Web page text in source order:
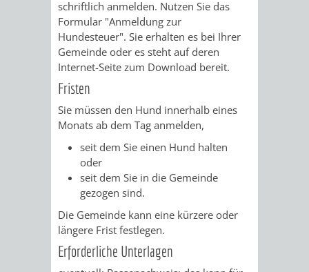
DENKMALSCHUTZ
GENEHMIGUNGSVERFAHREN
TAG
OFFENEN
DENKMALS
HÄUSER
/
ABWASSERBESEITIGUNG
ERSCHLIESSUNGSBEITRAG
ANTRAGSVERFAHREN
VERMIETE
DOCH
DEZERNATEFÜR
BAURECHT
UND
DENKMALSCHUTZ
schriftlich anmelden. Nutzen Sie das
Formular "Anmeldung zur
Hundesteuer". Sie erhalten es bei Ihrer
Gemeinde oder es steht auf deren
Internet-Seite zum Download bereit.
Fristen
Sie müssen den Hund innerhalb eines
Monats ab dem Tag anmelden,
seit dem Sie einen Hund halten
oder
seit dem Sie in die Gemeinde
gezogen sind.
Die Gemeinde kann eine kürzere oder
längere Frist festlegen.
Erforderliche Unterlagen